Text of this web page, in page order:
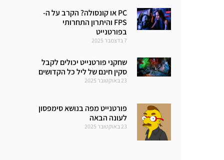
PC או קונסולה? הקרב על ה-
FPS והיתרון התחרותי
בפורטנייט
7 בדצמבר 2025
שחקני פורטנייט יכולים לקבל
סקין חינם של ליל כל הקדושים
23 באוקטובר 2025
פורטנייט מפה בנושא סימפסון
לעונה הבאה
23 באוקטובר 2025